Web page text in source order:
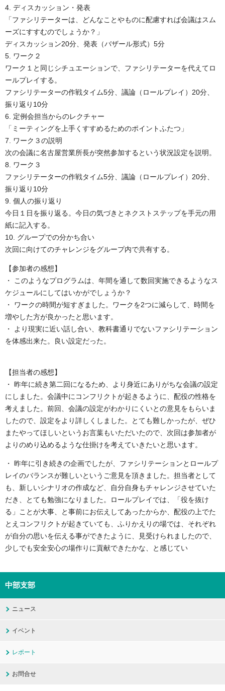
4. ディスカッション・発表
「ファシリテーターは、どんなことやものに配慮すれば会議はスム
ーズにすすむのでしょうか？」
ディスカッション20分、発表（バザール形式）5分
5. ワーク２
ワーク１と同じシチュエーションで、ファシリテーターを代えてロ
ールプレイする。
ファシリテーターの作戦タイム5分、議論（ロールプレイ）20分、
振り返り10分
6. 定例会担当からのレクチャー
「ミーティングを上手くすすめるためのポイントふたつ」
7. ワーク３の説明
次の会議に名古屋営業所長が突然参加するという状況設定を説明。
8. ワーク３
ファシリテーターの作戦タイム5分、議論（ロールプレイ）20分、
振り返り10分
9. 個人の振り返り
今日１日を振り返る。今日の気づきとネクストステップを手元の用
紙に記入する。
10. グループでの分かち合い
次回に向けてのチャレンジをグループ内で共有する。
【参加者の感想】
・ このようなプログラムは、年間を通して数回実施できるようなス
ケジュールにしてはいかがでしょうか？
・ ワークの時間が短すぎました。ワークを2つに減らして、時間を
増やした方が良かったと思います。
・ より現実に近い話し合い、教科書通りでないファシリテーション
を体感出来た。良い設定だった。
【担当者の感想】
・ 昨年に続き第二回になるため、より身近にありがちな会議の設定
にしました。会議中にコンフリクトが起きるように、配役の性格を
考えました。前回、会議の設定がわかりにくいとの意見をもらいま
したので、設定をより詳しくしました。とても難しかったが、ぜひ
またやってほしいというお言葉もいただいたので、次回は参加者が
よりのめり込めるような仕掛けを考えていきたいと思います。
・ 昨年に引き続きの企画でしたが、ファシリテーションとロールプ
レイのバランスが難しいというご意見を頂きました。担当者として
も、新しいシナリオの作成など、自分自身もチャレンジさせていた
だき、とても勉強になりました。ロールプレイでは、「役を抜け
る」ことが大事、と事前にお伝えしてあったからか、配役の上でた
とえコンフリクトが起きていても、ふりかえりの場では、それぞれ
が自分の思いを伝える事ができたように、見受けられましたので、
少しでも安全安心の場作りに貢献できたかな、と感じてい
中部支部
ニュース
イベント
レポート
お問合せ